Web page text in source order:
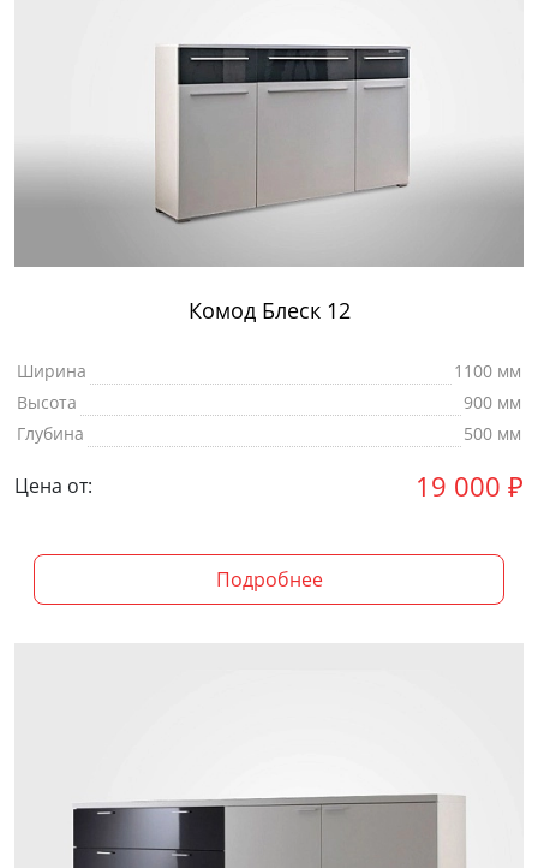
Комод Блеск 12
Ширина
1100 мм
Высота
900 мм
Глубина
500 мм
Цена от: 19 000 ₽
Подробнее